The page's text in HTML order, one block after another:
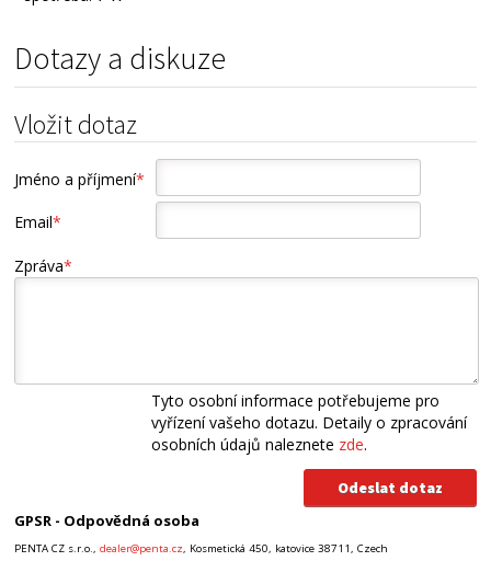
Dotazy a diskuze
Vložit dotaz
Jméno a příjmení*
Email*
Zpráva*
Tyto osobní informace potřebujeme pro
vyřízení vašeho dotazu. Detaily o zpracování
osobních údajů naleznete zde.
GPSR - Odpovědná osoba
PENTA CZ s.r.o.,dealer@penta.cz, Kosmetická 450, katovice 38711, Czech